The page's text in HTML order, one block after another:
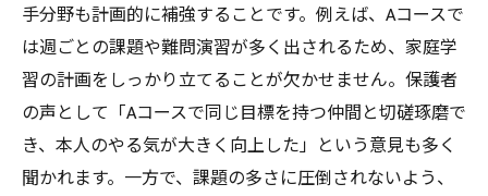
手分野も計画的に補強することです。例えば、Aコースで
は週ごとの課題や難問演習が多く出されるため、家庭学
習の計画をしっかり立てることが欠かせません。保護者
の声として「Aコースで同じ目標を持つ仲間と切磋琢磨で
き、本人のやる気が大きく向上した」という意見も多く
聞かれます。一方で、課題の多さに圧倒されないよう、